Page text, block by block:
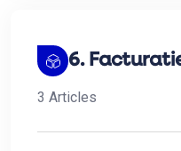
6.
3 Articles